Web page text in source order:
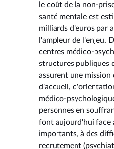
le coût de la non-
santé mentale est
milliards d'euros par
l'ampleur de l'enjeu.
centres médico-
structures publiques
assurent une mission
d'accueil,
médico-
personnes en
font aujourd'hui face
importants, à des
recrutement